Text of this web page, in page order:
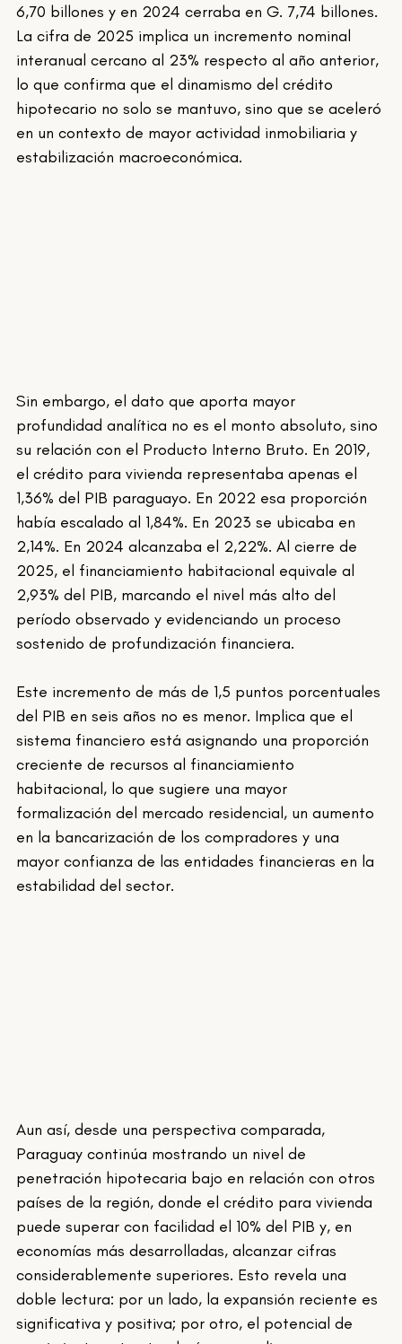
6,70 billones y en 2024 cerraba en G. 7,74 billones.
La cifra de 2025 implica un incremento nominal
interanual cercano al 23% respecto al año anterior,
lo que confirma que el dinamismo del crédito
hipotecario no solo se mantuvo, sino que se aceleró
en un contexto de mayor actividad inmobiliaria y
estabilización macroeconómica.
Sin embargo, el dato que aporta mayor
profundidad analítica no es el monto absoluto, sino
su relación con el Producto Interno Bruto. En 2019,
el crédito para vivienda representaba apenas el
1,36% del PIB paraguayo. En 2022 esa proporción
había escalado al 1,84%. En 2023 se ubicaba en
2,14%. En 2024 alcanzaba el 2,22%. Al cierre de
2025, el financiamiento habitacional equivale al
2,93% del PIB, marcando el nivel más alto del
período observado y evidenciando un proceso
sostenido de profundización financiera.
Este incremento de más de 1,5 puntos porcentuales
del PIB en seis años no es menor. Implica que el
sistema financiero está asignando una proporción
creciente de recursos al financiamiento
habitacional, lo que sugiere una mayor
formalización del mercado residencial, un aumento
en la bancarización de los compradores y una
mayor confianza de las entidades financieras en la
estabilidad del sector.
Aun así, desde una perspectiva comparada,
Paraguay continúa mostrando un nivel de
penetración hipotecaria bajo en relación con otros
países de la región, donde el crédito para vivienda
puede superar con facilidad el 10% del PIB y, en
economías más desarrolladas, alcanzar cifras
considerablemente superiores. Esto revela una
doble lectura: por un lado, la expansión reciente es
significativa y positiva; por otro, el potencial de